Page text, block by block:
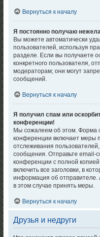
Вернуться к началу
Я постоянно получаю
Вы можете автоматически
пользователей, используя
разделе. Если вы получаете
конкретного пользователя,
модераторам; они могут
сообщений.
Вернуться к началу
Я получил спам или
конференции!
Мы сожалеем об этом. Форма
конференции включает меры
отслеживания
сообщения. Отправьте email-
конференции с полной
включить все заголовки, в
информация об
в этом случае принять меры.
Вернуться к началу
Друзья и недруги